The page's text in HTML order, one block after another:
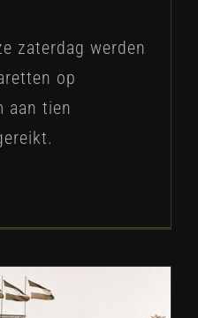
zaterdag werden
op
aan tien